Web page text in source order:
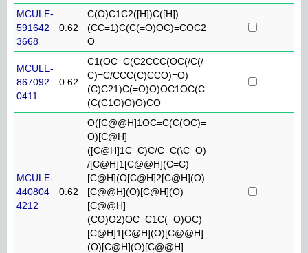
MCULE-
591642
3668
0.62
C(O)C1C2([H])C([H])
(CC=1)C(C(=O)OC)=COC2
O
MCULE-
867092
0411
0.62
C1(OC=C(C2CCC(OC(/C(/
C)=C/CCC(C)CCO)=O)
(C)C21)C(=O)O)OC1OC(C
(C(C1O)O)O)CO
MCULE-
440804
4212
0.62
O([C@@H]1OC=C(C(OC)=
O)[C@H]
([C@H]1C=C)C/C=C(\C=O)
/[C@H]1[C@@H](C=C)
[C@H](O[C@H]2[C@H](O)
[C@@H](O)[C@H](O)
[C@@H]
(CO)O2)OC=C1C(=O)OC)
[C@H]1[C@H](O)[C@@H]
(O)[C@H](O)[C@@H]